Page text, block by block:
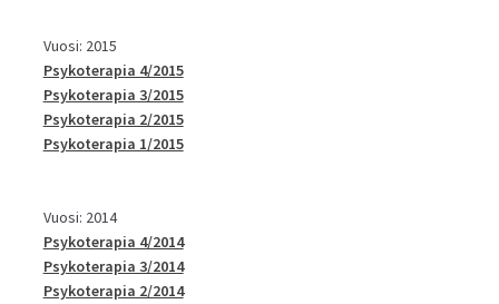
Vuosi: 2015
Psykoterapia 4/2015
Psykoterapia 3/2015
Psykoterapia 2/2015
Psykoterapia 1/2015
Vuosi: 2014
Psykoterapia 4/2014
Psykoterapia 3/2014
Psykoterapia 2/2014